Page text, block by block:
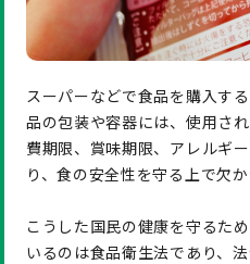
スーパーなどで食品を購入す
品の包装や容器には、使用さ
費期限、賞味期限、アレルギ
り、食の安全性を守る上で欠
こうした国民の健康を守るた
いるのは食品衛生法であり、